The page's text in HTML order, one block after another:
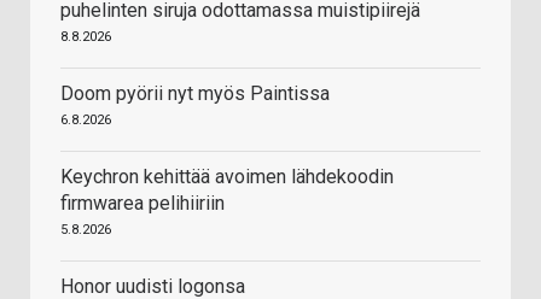
puhelinten siruja odottamassa muistipiirejä
8.8.2026
Doom pyörii nyt myös Paintissa
6.8.2026
Keychron kehittää avoimen lähdekoodin
firmwarea pelihiiriin
5.8.2026
Honor uudisti logonsa